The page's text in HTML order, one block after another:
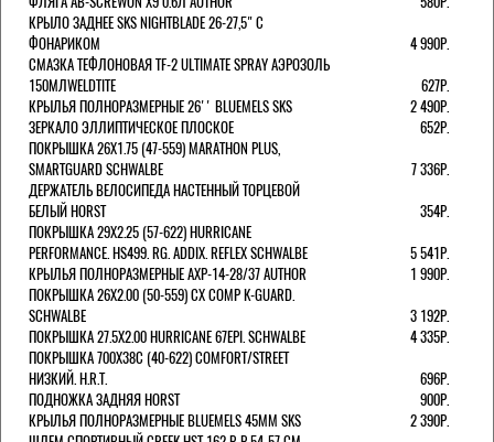
КРЫЛО ЗАДНЕЕ SKS NIGHTBLADE 26-27,5" С
ФОНАРИКОМ
4 990Р.
СМАЗКА ТЕФЛОНОВАЯ TF-2 ULTIMATE SPRAY АЭРОЗОЛЬ
150МЛWELDTITE
627Р.
КРЫЛЬЯ ПОЛНОРАЗМЕРНЫЕ 26'' BLUEMELS SKS
2 490Р.
ЗЕРКАЛО ЭЛЛИПТИЧЕСКОЕ ПЛОСКОЕ
652Р.
ПОКРЫШКА 26X1.75 (47-559) MARATHON PLUS,
SMARTGUARD SCHWALBE
7 336Р.
ДЕРЖАТЕЛЬ ВЕЛОCИПЕДА НАСТЕННЫЙ ТОРЦЕВОЙ
БЕЛЫЙ HORST
354Р.
ПОКРЫШКА 29X2.25 (57-622) HURRICANE
PERFORMANCE. HS499. RG. ADDIX. REFLEX SCHWALBE
5 541Р.
КРЫЛЬЯ ПОЛНОРАЗМЕРНЫЕ AXP-14-28/37 AUTHOR
1 990Р.
ПОКРЫШКА 26X2.00 (50-559) CX COMP K-GUARD.
SCHWALBE
3 192Р.
ПОКРЫШКА 27.5X2.00 HURRICANE 67EPI. SCHWALBE
4 335Р.
ПОКРЫШКА 700X38С (40-622) COMFORT/STREET
НИЗКИЙ. H.R.T.
696Р.
ПОДНОЖКА ЗАДНЯЯ HORST
900Р.
КРЫЛЬЯ ПОЛНОРАЗМЕРНЫЕ BLUEMELS 45MM SKS
2 390Р.